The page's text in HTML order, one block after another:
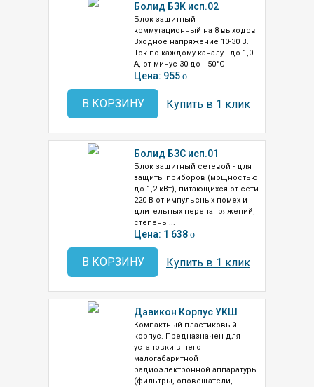
Болид БЗК исп.02
Блок защитный
коммутационный на 8 выходов
Входное напряжение 10-30 В.
Ток по каждому каналу - до 1,0
А, от минус 30 до +50°С
Цена: 955 o
В КОРЗИНУ Купить в 1 клик
Болид БЗС исп.01
Блок защитный сетевой - для
защиты приборов (мощностью
до 1,2 кВт), питающихся от сети
220 В от импульсных помех и
длительных перенапряжений,
степень ...
Цена: 1 638 o
В КОРЗИНУ Купить в 1 клик
Давикон Корпус УКШ
Компактный пластиковый
корпус. Предназначен для
установки в него
малогабаритной
радиоэлектронной аппаратуры
(фильтры, оповещатели,